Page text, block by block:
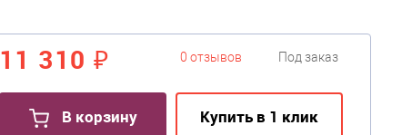
11 310 ₽ 0 отзывов Под заказ
В корзину Купить в 1 клик